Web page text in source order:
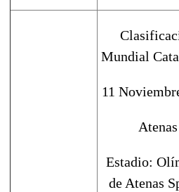
Mundial
11
Atenas
Estadio:
de Atenas